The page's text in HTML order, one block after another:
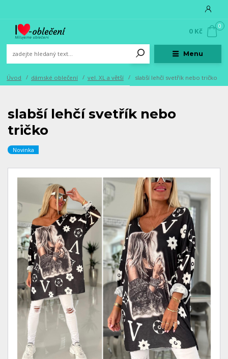
Menu
0
0 Kč
Úvod dámské oblečení vel. XL a větší slabší lehčí svetřík nebo tričko
slabší lehčí svetřík nebo
tričko
Novinka